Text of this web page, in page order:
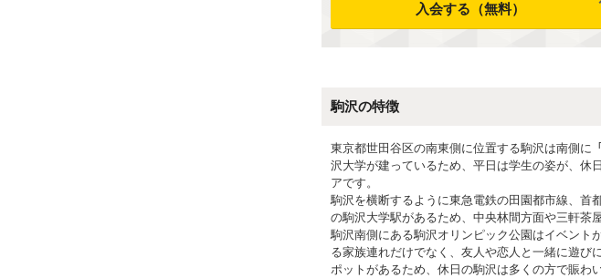
入会する（無料）
駒沢の特徴
東京都世田谷区の南東側に位置する駒沢は南側に
沢大学が建っているため、平日は学生の姿が、休
アです。
駒沢を横断するように東急電鉄の田園都市線、首
の駒沢大学駅があるため、中央林間方面や三軒茶
駒沢南側にある駒沢オリンピック公園はイベント
る家族連れだけでなく、友人や恋人と一緒に遊び
ポットがあるため、休日の駒沢は多くの方で賑わい